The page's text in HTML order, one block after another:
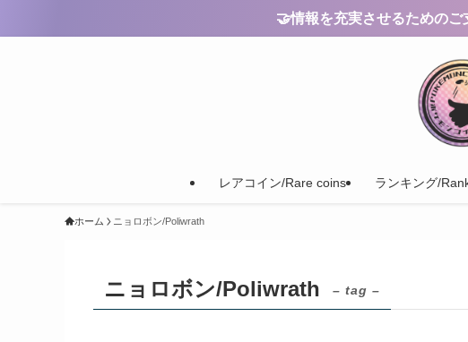
🤝情報を充実させるための
レアコイン/Rare coins ランキング/
ホーム ニョロボン/Poliwrath
ニョロボン/Poliwrath – tag –